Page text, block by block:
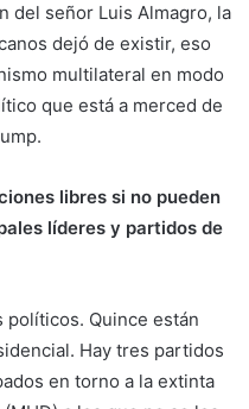
del señor Luis Almagro, la
dejó de existir, eso
multilateral en modo
que está a merced de
libres si no pueden
líderes y partidos de
políticos. Quince están
Hay tres partidos
en torno a la extinta